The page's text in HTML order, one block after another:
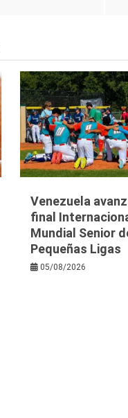
Venezuela
final
Mundial Senior
Pequeñas Ligas
05/08/2026